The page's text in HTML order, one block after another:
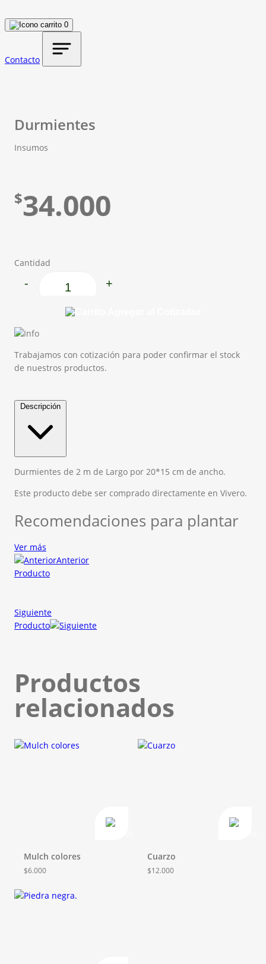
0
Contacto
Durmientes
Insumos
$34.000
Cantidad
Durmientes cantidad
- +
Trabajamos con cotización para poder confirmar el stock
de nuestros productos.
Descripción
Durmientes de 2 m de Largo por 20*15 cm de ancho.
Este producto debe ser comprado directamente en Vivero.
Recomendaciones para plantar
Ver más
Anterior
Producto
Siguiente
Producto
Productos
relacionados
Mulch colores
$6.000
Cuarzo
$12.000